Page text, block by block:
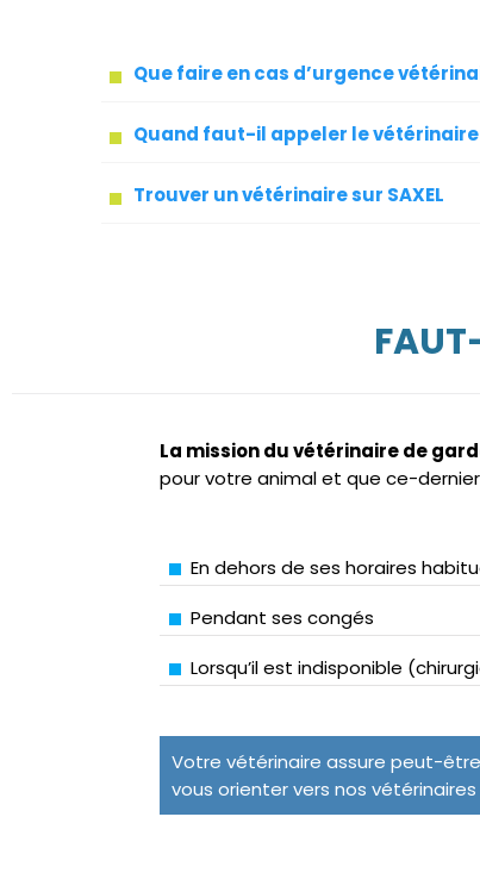
Que faire en cas d’urgence
Quand faut-il appeler le
Trouver un vétérinaire sur SAXEL
La mission du vétérinaire de
pour votre animal et que ce-
En dehors de ses horaires
Pendant ses congés
Lorsqu’il est indisponible
Votre vétérinaire assure peut-
vous orienter vers nos